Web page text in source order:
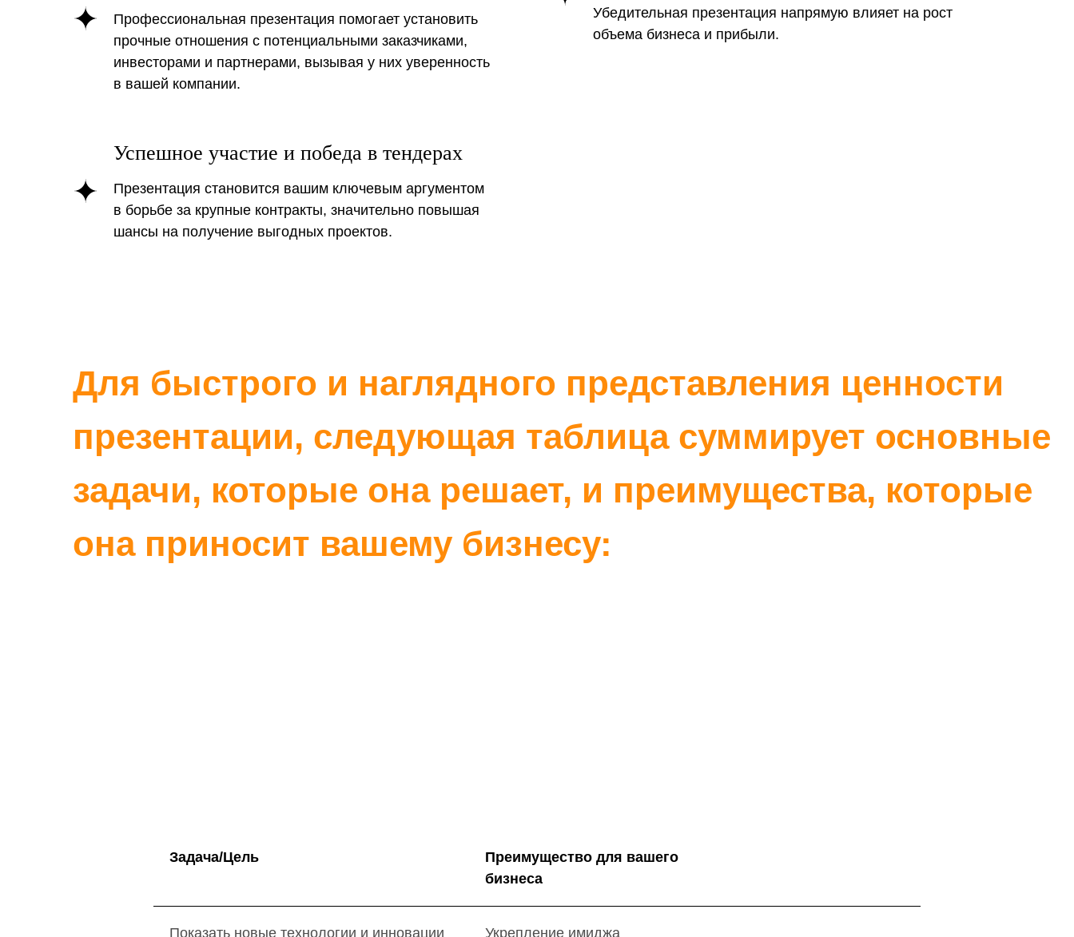
Профессиональная презентация помогает установить
прочные отношения с потенциальными заказчиками,
инвесторами и партнерами, вызывая у них уверенность
в вашей компании.
Убедительная презентация напрямую влияет на рост
объема бизнеса и прибыли.
Успешное участие и победа в тендерах
Презентация становится вашим ключевым аргументом
в борьбе за крупные контракты, значительно повышая
шансы на получение выгодных проектов.
Для быстрого и наглядного представления ценности
презентации, следующая таблица суммирует основные
задачи, которые она решает, и преимущества, которые
Задача/Цель
Преимущество для вашего
бизнеса
Показать новые технологии и инновации Укрепление имиджа